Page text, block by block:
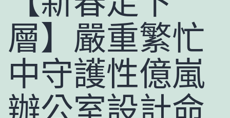
層】嚴重繁忙
中守護性億嵐
辦公室設計命